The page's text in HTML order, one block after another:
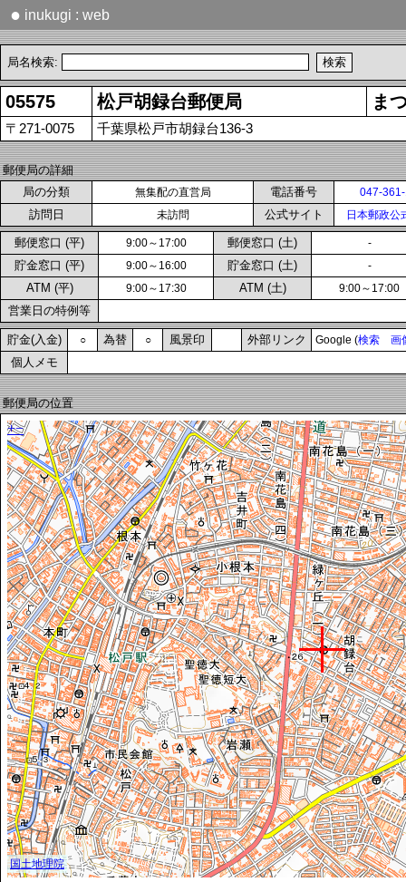
● inukugi : web
局名検索:
05575 松戸胡録台郵便局 ま
〒271-0075 千葉県松戸市胡録台136-3
郵便局の詳細
局の分類
無集配の直営局 電話番号 047-
訪問日 未訪問 公式サイト 日本郵政公
郵便窓口 (平) 9:00～17:00 郵便窓口 (土) -
貯金窓口 (平) 9:00～16:00 貯金窓口 (土) -
ATM (平) 9:00～17:30 ATM (土) 9:00～17:00
営業日の特例等
貯金(入金) ○ 為替 ○ 風景印 外部リンク Google (検索 画
個人メモ
郵便局の位置